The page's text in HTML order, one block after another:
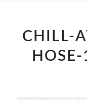
CHILL-